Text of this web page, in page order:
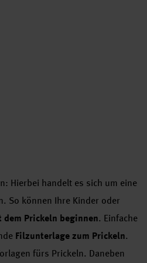
Hierbei handelt es sich um eine
So können Ihre Kinder oder
dem Prickeln beginnen. Einfache
Filzunterlage zum Prickeln.
fürs Prickeln. Daneben